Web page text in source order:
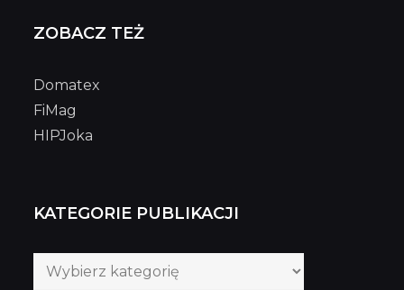
ZOBACZ TEŻ
Domatex
FiMag
HIPJoka
KATEGORIE PUBLIKACJI
Kategorie